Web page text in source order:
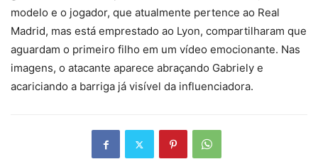
modelo e o jogador, que atualmente pertence ao Real
Madrid, mas está emprestado ao Lyon, compartilharam que
aguardam o primeiro filho em um vídeo emocionante. Nas
imagens, o atacante aparece abraçando Gabriely e
acariciando a barriga já visível da influenciadora.